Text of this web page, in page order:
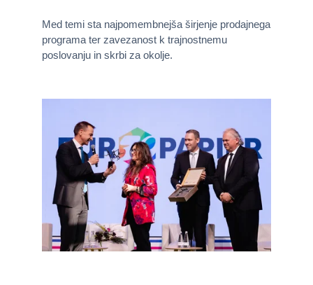
Med temi sta najpomembnejša širjenje prodajnega
programa ter zavezanost k trajnostnemu
poslovanju in skrbi za okolje.